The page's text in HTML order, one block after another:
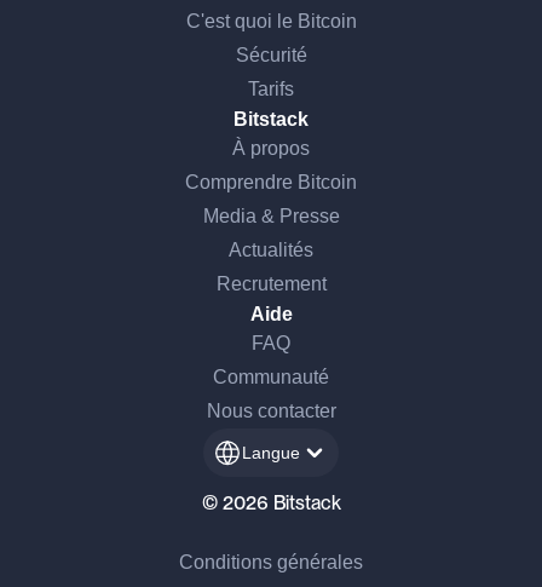
C'est quoi le Bitcoin
Sécurité
Tarifs
Bitstack
À propos
Comprendre Bitcoin
Media & Presse
Actualités
Recrutement
Aide
FAQ
Communauté
Nous contacter
Langue
© 2026 Bitstack
Conditions générales